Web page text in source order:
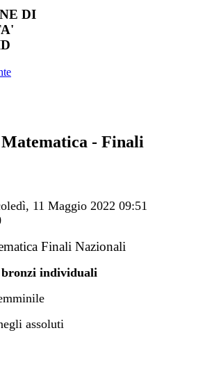
DI
- Finali
11 Maggio 2022 09:51
Finali Nazionali
bronzi individuali
assoluti